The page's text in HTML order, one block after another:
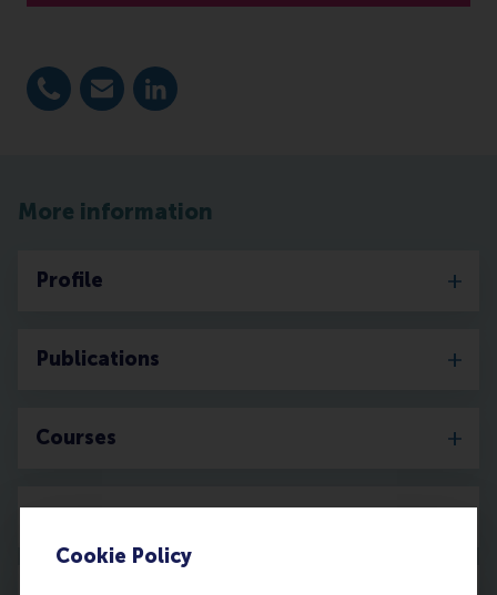
Cookie Policy
Bel +31 (0) 10 408 2807
E-mail wagner@rsm.nl
LinkedIn
More information
Profile
Publications
Courses